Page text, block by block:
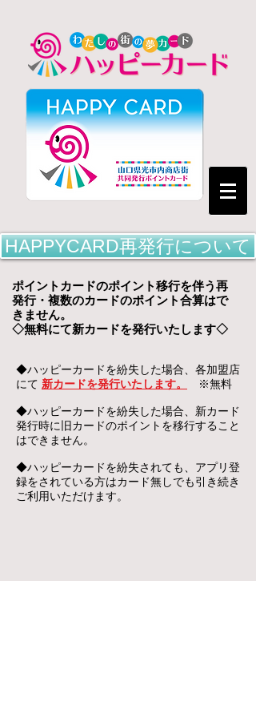
HAPPYCARD再発行について
ポイントカードのポイント移行を伴う再
発行・複数のカードのポイント合算はで
きません。
◇無料にて新カードを発行いたします◇
◆ハッピーカードを紛失した場合、各加盟店
にて 新カードを発行いたします。 ※無料
◆ハッピーカードを紛失した場合、新カード
発行時に旧カードのポイントを移行すること
はできません。
◆ハッピーカードを紛失されても、アプリ登
録をされている方はカード無しでも引き続き
ご利用いただけます。